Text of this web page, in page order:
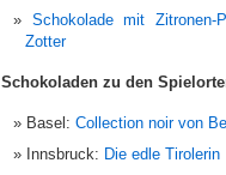
Schokolade mit Zitronen-
Zotter
Schokoladen zu den
Basel: Collection noir von
Innsbruck: Die edle Tirolerin